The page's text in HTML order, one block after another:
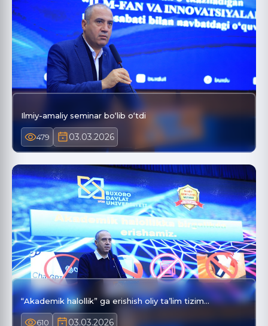
Ilmiy-amaliy seminar bo‘lib o‘tdi
479 03.03.2026
“Akademik halollik” ga erishish oliy ta’lim tizim…
610 03.03.2026